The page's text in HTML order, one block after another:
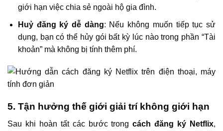
giới hạn việc chia sẻ ngoài hộ gia đình.
Huỷ đăng ký dễ dàng: Nếu không muốn tiếp tục sử
dụng, bạn có thể hủy gói bất kỳ lúc nào trong phần “Tài
khoản” mà không bị tính thêm phí.
5. Tận hưởng thế giới giải trí không giới hạn
Sau khi hoàn tất các bước trongcách đăng ký Netflix,